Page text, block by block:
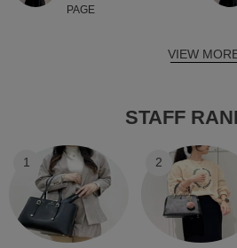
PAGE
VIEW
STAFF
1 2